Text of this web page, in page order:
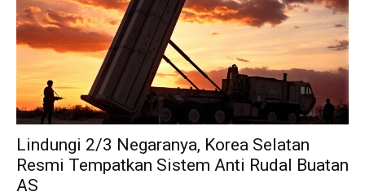
Lindungi 2/3 Negaranya, Korea Selatan
Resmi Tempatkan Sistem Anti Rudal Buatan
AS